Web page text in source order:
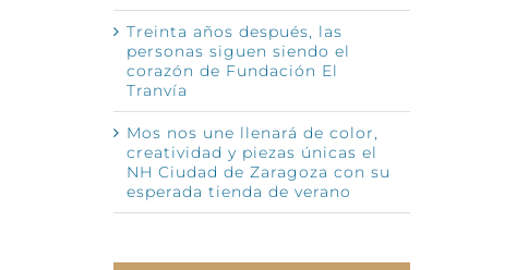
Treinta años después, las
personas siguen siendo el
corazón de Fundación El
Tranvía
Mos nos une llenará de color,
creatividad y piezas únicas el
NH Ciudad de Zaragoza con su
esperada tienda de verano